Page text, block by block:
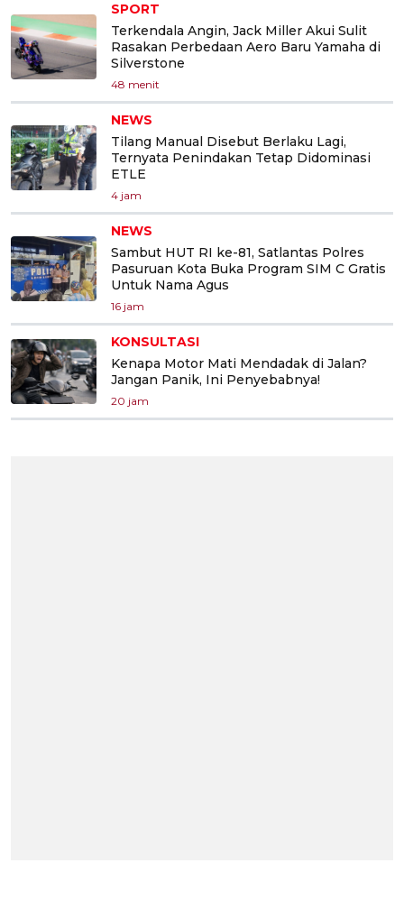
SPORT
Terkendala Angin, Jack Miller Akui Sulit
Rasakan Perbedaan Aero Baru Yamaha di
Silverstone
48 menit
NEWS
Tilang Manual Disebut Berlaku Lagi,
Ternyata Penindakan Tetap Didominasi
ETLE
4 jam
NEWS
Sambut HUT RI ke-81, Satlantas Polres
Pasuruan Kota Buka Program SIM C Gratis
Untuk Nama Agus
16 jam
KONSULTASI
Kenapa Motor Mati Mendadak di Jalan?
Jangan Panik, Ini Penyebabnya!
20 jam